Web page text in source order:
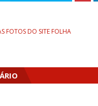
FOTOS DO SITE FOLHA